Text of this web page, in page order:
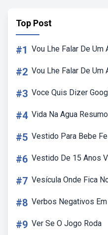
Top Post
#1 Vou Lhe Falar De Um
#2 Vou Lhe Falar De Um
#3 Voce Quis Dizer
#4 Vida Na Agua Resumo
#5 Vestido Para Bebe
#6 Vestido De 15 Anos
#7 Vesícula Onde Fica
#8 Verbos Negativos
#9 Ver Se O Jogo Roda